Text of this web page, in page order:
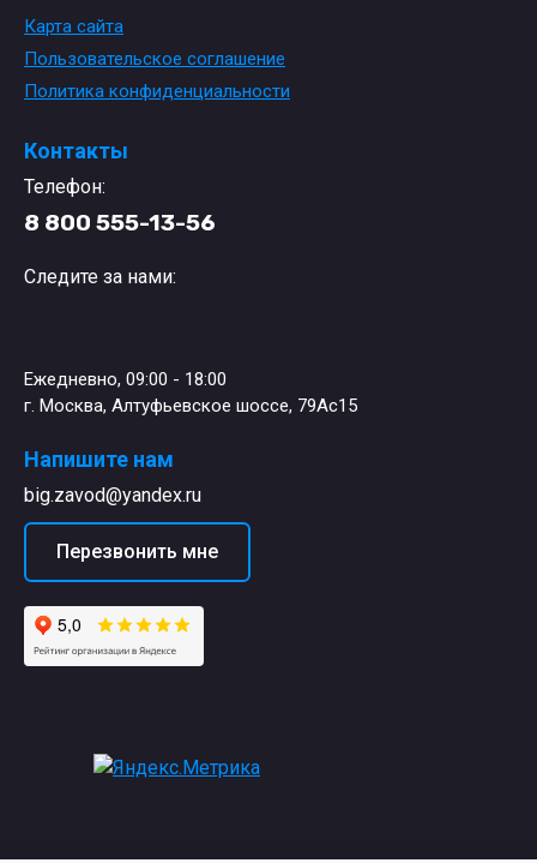
Карта сайта
Пользовательское соглашение
Политика конфиденциальности
Контакты
Телефон:
8 800 555-13-56
Следите за нами:
Ежедневно, 09:00 - 18:00
г. Москва, Алтуфьевское шоссе, 79Ас15
Напишите нам
big.zavod@yandex.ru
Перезвонить мне